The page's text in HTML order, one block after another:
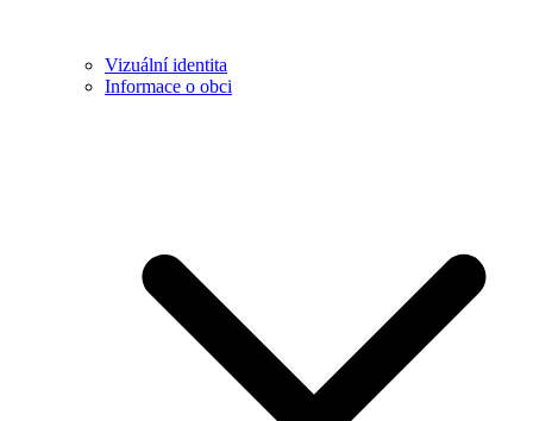
Vizuální identita
Informace o obci